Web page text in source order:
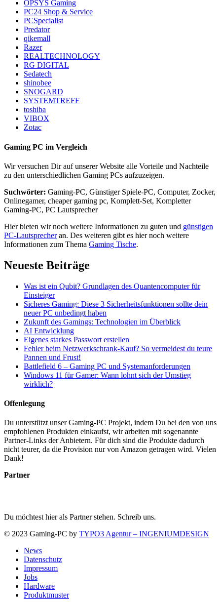
OPSYS Gaming
PC24 Shop & Service
PCSpecialist
Predator
qikemall
Razer
REALTECHNOLOGY
RG DIGITAL
Sedatech
shinobee
SNOGARD
SYSTEMTREFF
toshiba
VIBOX
Zotac
Gaming PC im Vergleich
Wir versuchen Dir auf unserer Website alle Vorteile und Nachteile
zu den unterschiedlichen Gaming PCs aufzuzeigen.
Suchwörter: Gaming-PC, Günstiger Spiele-PC, Computer, Zocker,
Onlinegamer, cheaper gaming pc, Komplett-Set, Kompletter
Gaming-PC, PC Lautsprecher
Hier bieten wir noch weitere Informationen zu guten und günstigen
PC-Lautsprecheran. Des weiteren gibt es hier noch weitere
Informationen zum Thema Gaming Tische.
Neueste Beiträge
Was ist ein Qubit? Grundlagen des Quantencomputer für
Einsteiger
Sicheres Gaming: Diese 3 Sicherheitsfunktionen sollte dein
neuer PC unbedingt haben
Zukunft des Gamings: Technologien im Überblick
AI Entwicklung
Eigenes starkes Passwort erstellen
Fehler beim Netzwerkschrank-Kauf? So vermeidest du teure
Pannen und Frust!
Battlefield 6 – Gaming PC und Systemanforderungen
Windows 11 für Gamer: Wann lohnt sich der Umstieg
wirklich?
Offenlegung
Du unterstützt unser Gaming-PC Projekt, indem Du bei den von uns
empfohlenen Produkten einkaufst, wir arbeiten mit sogenannte
Partner-Links der Anbietern. Für dich sind die Produkte dadurch
nicht teurer, da die Provision nur von Amazon getragen wird. Vielen
Dank!
Partner
Du möchtest hier als Partner stehen. Schreib uns.
© 2023 Gaming-PC by TYPO3 Agentur – INGENIUMDESIGN
News
Datenschutz
Impressum
Jobs
Hardware
Produktmuster